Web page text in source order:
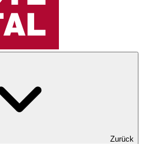
Zurück